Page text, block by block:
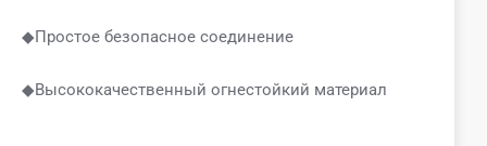
◆Простое безопасное соединение
◆Высококачественный огнестойкий материал